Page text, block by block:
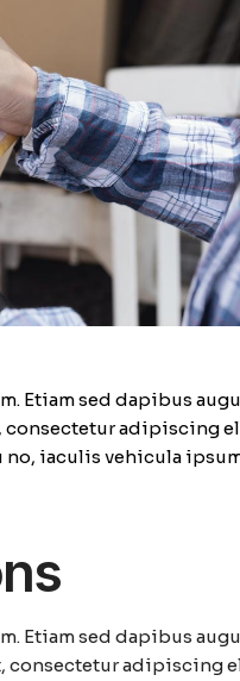
Etiam sed dapibus
adipiscing
iaculis vehicula
Etiam sed dapibus
consectetur adipiscing